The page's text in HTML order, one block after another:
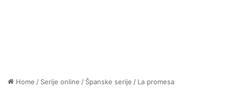
Home / Serije online / Španske serije / La promesa